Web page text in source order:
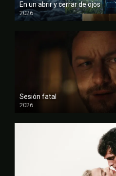
En un abrir y cerrar de ojos
2026
FULL HD
Sesión fatal
2026
FULL HD